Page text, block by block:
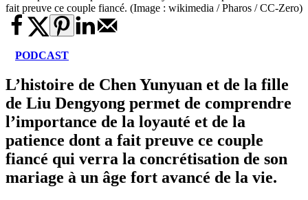
fait preuve ce couple fiancé. (Image : wikimedia / Pharos / CC-Zero)
PODCAST
L’histoire de Chen Yunyuan et de la fille
de Liu Dengyong permet de comprendre
l’importance de la loyauté et de la
patience dont a fait preuve ce couple
fiancé qui verra la concrétisation de son
mariage à un âge fort avancé de la vie.